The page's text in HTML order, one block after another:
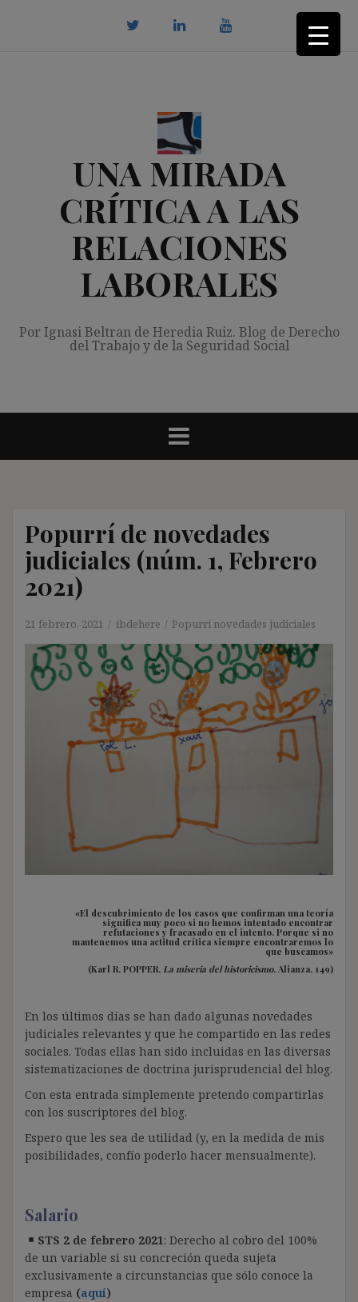
UNA MIRADA
CRÍTICA A LAS
RELACIONES
LABORALES
Por Ignasi Beltran de Heredia Ruiz. Blog de Derecho
del Trabajo y de la Seguridad Social
Popurrí de novedades
judiciales (núm. 1, Febrero
2021)
21 febrero, 2021 ibdehere Popurrí novedades judiciales
«El descubrimiento de los casos que confirman una teoría
significa muy poco si no hemos intentado encontrar
refutaciones y fracasado en el intento. Porque si no
mantenemos una actitud crítica siempre encontraremos lo
que buscamos»
(Karl R. POPPER, La miseria del historicismo, Alianza, 149)
En los últimos días se han dado algunas novedades
judiciales relevantes y que he compartido en las redes
sociales. Todas ellas han sido incluidas en las diversas
sistematizaciones de doctrina jurisprudencial del blog.
Con esta entrada simplemente pretendo compartirlas
con los suscriptores del blog.
Espero que les sea de utilidad (y, en la medida de mis
posibilidades, confío poderlo hacer mensualmente).
Salario
STS 2 de febrero 2021: Derecho al cobro del 100%
de un variable si su concreción queda sujeta
exclusivamente a circunstancias que sólo conoce la
empresa (aquí)